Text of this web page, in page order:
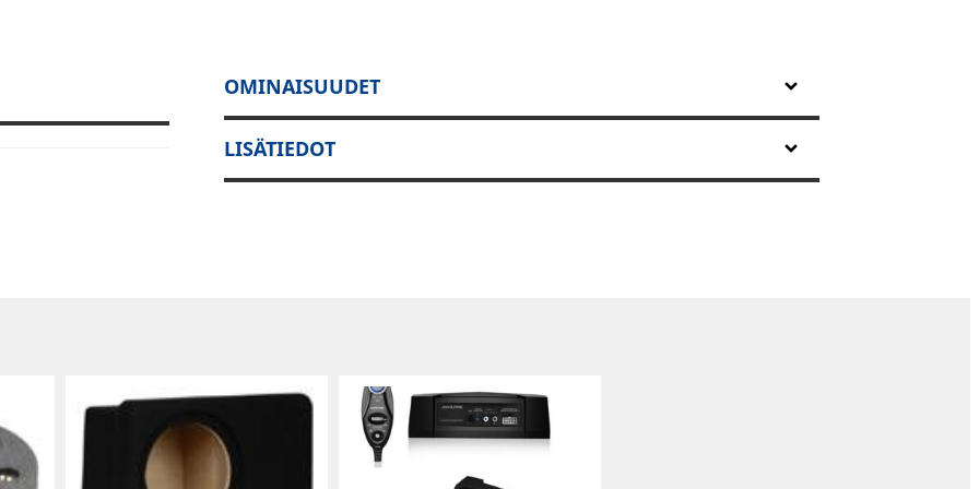
OMINAISUUDET
LISÄTIEDOT